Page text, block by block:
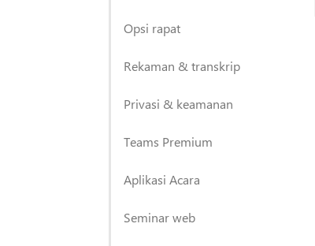
Opsi rapat
Rekaman & transkrip
Privasi & keamanan
Teams Premium
Aplikasi Acara
Seminar web